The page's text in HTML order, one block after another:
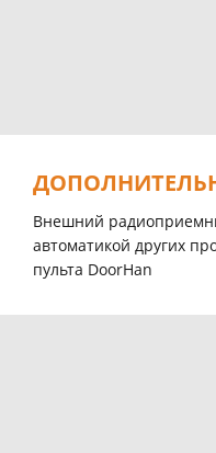
Внешний
автоматикой других
пульта DoorHan